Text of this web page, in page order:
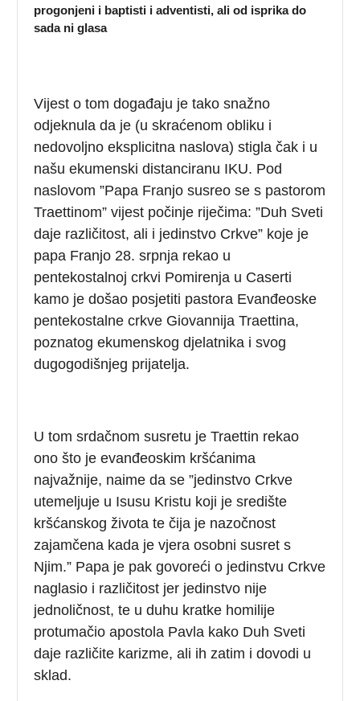
progonjeni i baptisti i adventisti, ali od isprika do
sada ni glasa
Vijest o tom događaju je tako snažno
odjeknula da je (u skraćenom obliku i
nedovoljno eksplicitna naslova) stigla čak i u
našu ekumenski distanciranu IKU. Pod
naslovom ”Papa Franjo susreo se s pastorom
Traettinom” vijest počinje riječima: ”Duh Sveti
daje različitost, ali i jedinstvo Crkve” koje je
papa Franjo 28. srpnja rekao u
pentekostalnoj crkvi Pomirenja u Caserti
kamo je došao posjetiti pastora Evanđeoske
pentekostalne crkve Giovannija Traettina,
poznatog ekumenskog djelatnika i svog
dugogodišnjeg prijatelja.
U tom srdačnom susretu je Traettin rekao
ono što je evanđeoskim kršćanima
najvažnije, naime da se ”jedinstvo Crkve
utemeljuje u Isusu Kristu koji je središte
kršćanskog života te čija je nazočnost
zajamčena kada je vjera osobni susret s
Njim.” Papa je pak govoreći o jedinstvu Crkve
naglasio i različitost jer jedinstvo nije
jednoličnost, te u duhu kratke homilije
protumačio apostola Pavla kako Duh Sveti
daje različite karizme, ali ih zatim i dovodi u
sklad.